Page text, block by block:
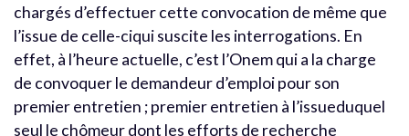
chargés d’effectuer cette convocation de même que
l’issue de celle-ciqui suscite les interrogations. En
effet, à l’heure actuelle, c’est l’Onem qui a la charge
de convoquer le demandeur d’emploi pour son
premier entretien ; premier entretien à l’issueduquel
seul le chômeur dont les efforts de recherche